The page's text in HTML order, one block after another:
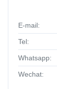
E-mail:
Tel:
Whatsapp:
Wechat: